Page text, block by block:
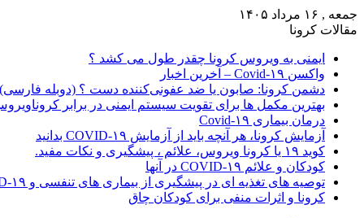
جمعه , ۱۶ مرداد ۱۴۰۵
مقالات کرونا
ایمنی به ویروس کرونا چقدر طول می کشد ؟
واکسن Covid-۱۹ – آخرین اخبار
دشمن کرونا: صابون یا ضد عفونی‌کننده دست ؟ (دوبله فارسی)
بهترین مکمل ها برای تقویت سیستم ایمنی در برابر
درمان بیماری Covid-۱۹
آزمایش کرونا، هر آنچه باید از آزمایش COVID-۱۹ بدانید
کوید ۱۹ یا کرونا ویروس، علائم ، پیشگیری و نکات مفید.
کودکان و علائم COVID-۱۹ در آنها
توصیه های تغذیه ای در پیشگیری از بیماری های تنفسی و COVID-۱۹
کرونا و اثرات منفی برای کودکان چاق